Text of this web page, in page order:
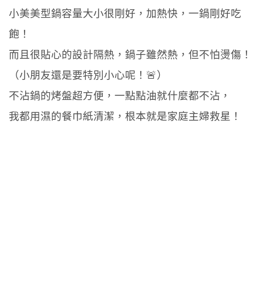
小美美型鍋容量大小很剛好，加熱快，一鍋剛好吃
飽！
而且很貼心的設計隔熱，鍋子雖然熱，但不怕燙傷！
（小朋友還是要特別小心呢！🚨）
不沾鍋的烤盤超方便，一點點油就什麼都不沾，
我都用濕的餐巾紙清潔，根本就是家庭主婦救星！